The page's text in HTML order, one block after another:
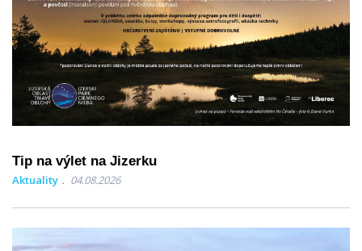
Tip na výlet na Jizerku
Aktuality 04.08.2026